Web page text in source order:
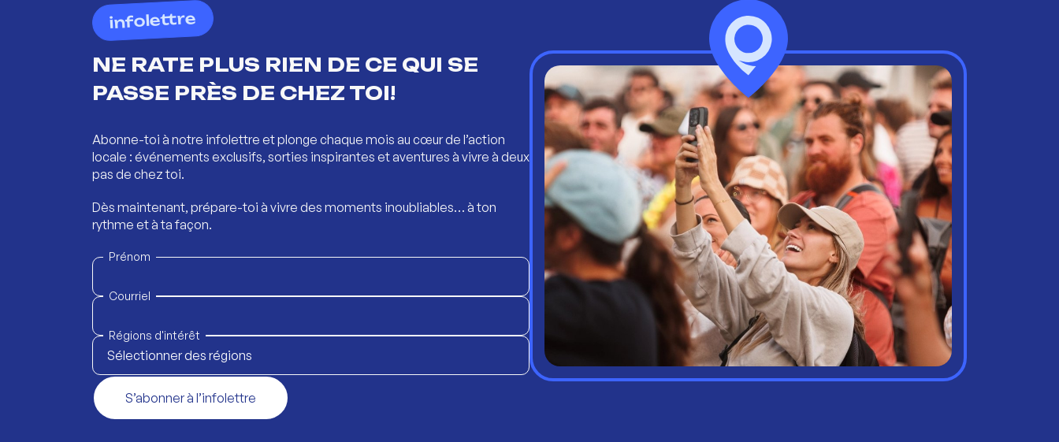
infolettre
NE RATE PLUS RIEN DE CE QUI SE
PASSE PRÈS DE CHEZ TOI!
Abonne-toi à notre infolettre et plonge chaque mois au cœur de l’action
locale : événements exclusifs, sorties inspirantes et aventures à vivre à deux
pas de chez toi.
Dès maintenant, prépare-toi à vivre des moments inoubliables… à ton
rythme et à ta façon.
Prénom
Courriel
Régions d'intérêt
Sélectionner des régions
S’abonner à l’infolettre